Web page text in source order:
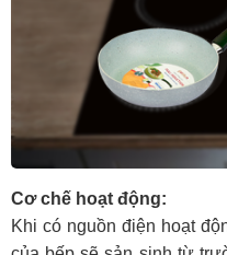
Cơ chế hoạt động:
Khi có nguồn điện hoạt